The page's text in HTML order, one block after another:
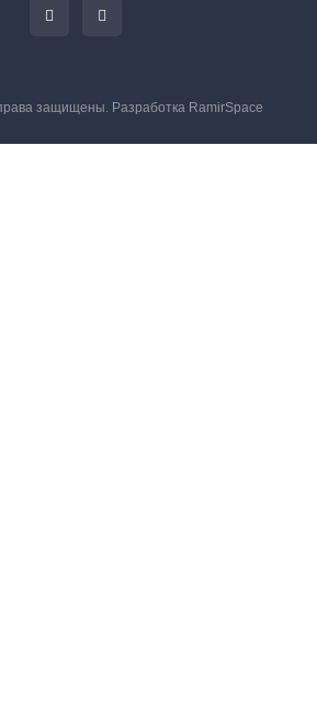
защищены. Разработка RamirSpace